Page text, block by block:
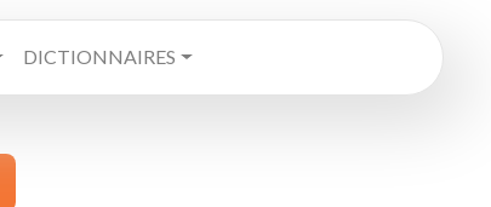
DICTIONNAIRES